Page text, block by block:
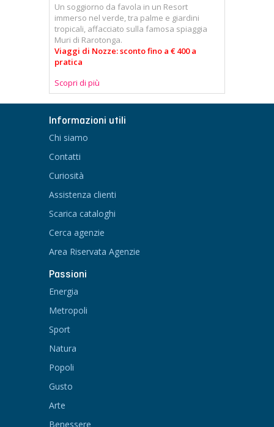
Un soggiorno da favola in un Resort
immerso nel verde, tra palme e giardini
tropicali, affacciato sulla famosa spiaggia
Muri di Rarotonga.
Viaggi di Nozze: sconto fino a € 400 a
pratica
Scopri di più
Informazioni utili
Chi siamo
Contatti
Curiosità
Assistenza clienti
Scarica cataloghi
Cerca agenzie
Area Riservata Agenzie
Passioni
Energia
Metropoli
Sport
Natura
Popoli
Gusto
Arte
Benessere